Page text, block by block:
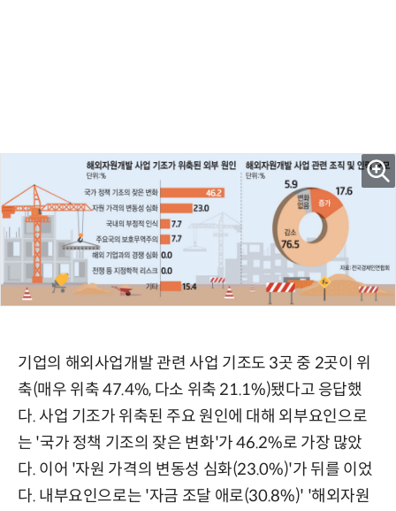
기업의 해외사업개발 관련 사업 기조도 3곳 중 2곳이 위
축(매우 위축 47.4%, 다소 위축 21.1%)됐다고 응답했
다. 사업 기조가 위축된 주요 원인에 대해 외부요인으로
는 '국가 정책 기조의 잦은 변화'가 46.2%로 가장 많았
다. 이어 '자원 가격의 변동성 심화(23.0%)'가 뒤를 이었
다. 내부요인으로는 '자금 조달 애로(30.8%)' '해외자원